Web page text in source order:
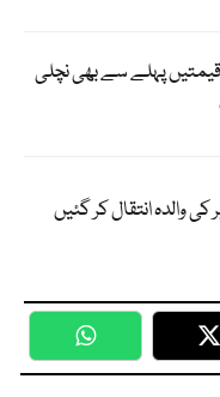
پہلے سے بھی نچلی
والدہ انتقال کر گئیں
WhatsApp